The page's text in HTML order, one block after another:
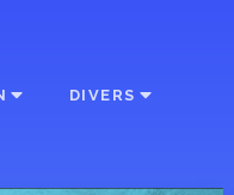
DIVERS